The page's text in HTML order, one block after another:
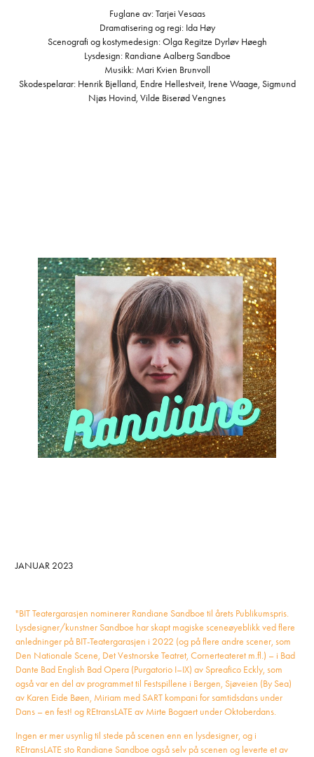
Fuglane av: Tarjei Vesaas
Dramatisering og regi: Ida Høy
Scenografi og kostymedesign: Olga Regitze Dyrløv Høegh
Lysdesign: Randiane Aalberg Sandboe
Musikk: Mari Kvien Brunvoll
Skodespelarar: Henrik Bjelland, Endre Hellestveit, Irene Waage, Sigmund
Njøs Hovind, Vilde Biserød Vengnes
JANUAR 2023
"BIT Teatergarasjen nominerer Randiane Sandboe til årets Publikumspris.
Lysdesigner/kunstner Sandboe har skapt magiske sceneøyeblikk ved flere
anledninger på BIT-Teatergarasjen i 2022 (og på flere andre scener, som
Den Nationale Scene, Det Vestnorske Teatret, Cornerteateret m.fl.) – i Bad
Dante Bad English Bad Opera (Purgatorio I–IX) av Spreafico Eckly, som
også var en del av programmet til Festspillene i Bergen, Sjøveien (By Sea)
av Karen Eide Bøen, Miriam med SART kompani for samtidsdans under
Dans – en fest! og REtransLATE av Mirte Bogaert under Oktoberdans.
Ingen er mer usynlig til stede på scenen enn en lysdesigner, og i
REtransLATE sto Randiane Sandboe også selv på scenen og leverte et av